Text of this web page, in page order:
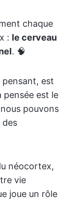
chaque
: le cerveau
. 🧠
pensant, est
pensée est le
pouvons
des
néocortex,
vie
joue un rôle